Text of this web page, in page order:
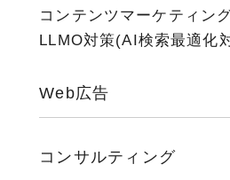
コンテンツマーケティン
LLMO対策(AI検索最適化
Web広告
コンサルティング